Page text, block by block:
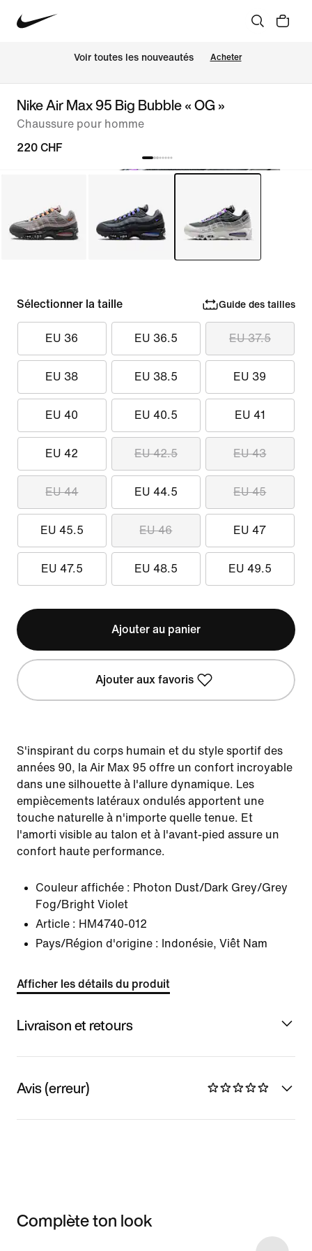
Voir toutes les nouveautés Acheter
Nike Air Max 95 Big Bubble « OG »
Chaussure pour homme
220 CHF
Sélectionner la taille Guide des tailles
EU 36 EU 36.5 EU 37.5
EU 38 EU 38.5 EU 39
EU 40 EU 40.5 EU 41
EU 42 EU 42.5 EU 43
EU 44 EU 44.5 EU 45
EU 45.5 EU 46 EU 47
EU 47.5 EU 48.5 EU 49.5
Ajouter au panier
Ajouter aux favoris
S'inspirant du corps humain et du style sportif des
années 90, la Air Max 95 offre un confort incroyable
dans une silhouette à l'allure dynamique. Les
empiècements latéraux ondulés apportent une
touche naturelle à n'importe quelle tenue. Et
l'amorti visible au talon et à l'avant-pied assure un
confort haute performance.
Couleur affichée : Photon Dust/Dark Grey/Grey
Fog/Bright Violet
Article : HM4740-012
Pays/Région d'origine : Indonésie, Viêt Nam
Afficher les détails du produit
Livraison et retours
Avis (erreur)
Complète ton look